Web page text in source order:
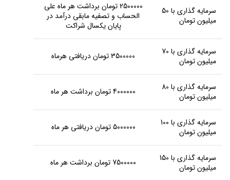
سرمایه گذاری با 50
میلیون تومان
2500000 تومان برداشت هر ماه علی
الحساب و تصفیه مابقی درآمد در
پایان یکسال شراکت
سرمایه گذاری با 70
میلیون تومان
3500000 تومان دریافتی هرماه
سرمایه گذاری با 80
میلیون تومان
4000000 تومان برداشت هر ماه
سرمایه گذاری با 100
میلیون تومان
5000000 تومان دریافتی هر ماه
سرمایه گذاری با 150
میلیون تومان
7500000 تومان برداشت هر ماه